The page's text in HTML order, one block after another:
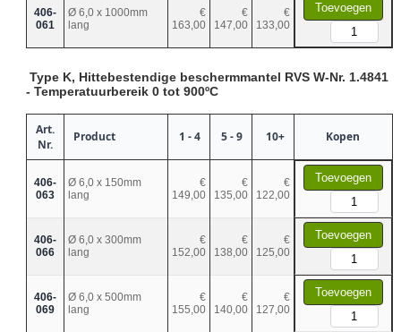
406-
061
Ø 6,0 x 1000mm
lang
€
163,00
€
147,00
€
133,00
Toevoegen
Type K, Hittebestendige beschermmantel RVS W-Nr. 1.4841
- Temperatuurbereik 0 tot 900ºC
Art.
Nr.
Product 1 - 4 5 - 9 10+ Kopen
406-
063
Ø 6,0 x 150mm
lang
€
149,00
€
135,00
€
122,00
Toevoegen
406-
066
Ø 6,0 x 300mm
lang
€
152,00
€
138,00
€
125,00
Toevoegen
406-
069
Ø 6,0 x 500mm
lang
€
155,00
€
140,00
€
127,00
Toevoegen